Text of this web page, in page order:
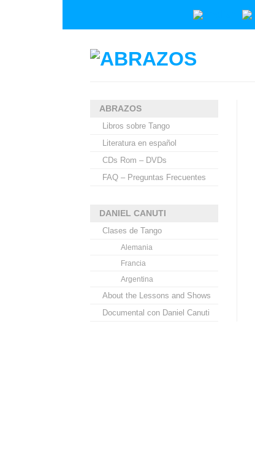
ABRAZOS
Libros sobre Tango
Literatura en español
CDs Rom – DVDs
FAQ – Preguntas Frecuentes
DANIEL CANUTI
Clases de Tango
Alemania
Francia
Argentina
About the Lessons and Shows
Documental con Daniel Canuti